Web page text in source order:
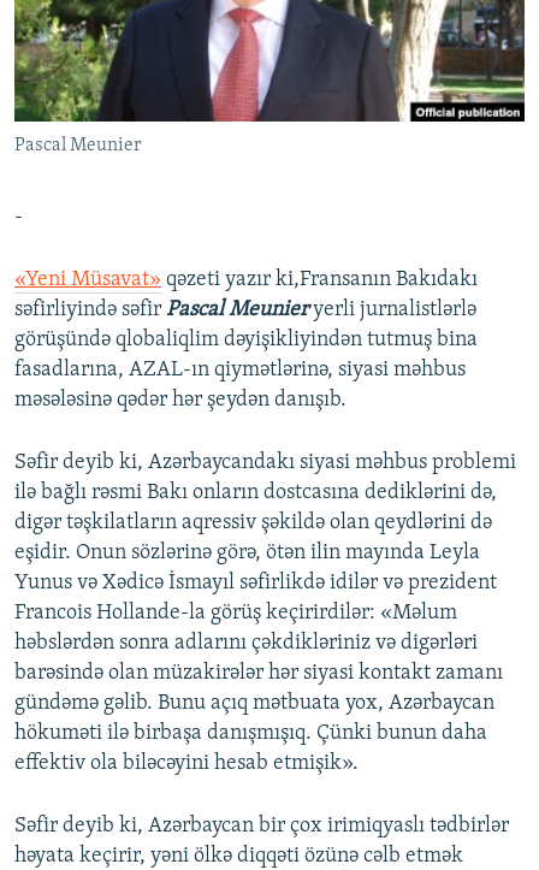
İNFOQRAFIKA
KARIKATURA
AZƏRBAYCAN ƏDƏBIYYATI KITABXANASI
İSLAM VƏ DEMOKRATIYA
İZ - MƏDƏNIYYƏT PROQRAMI
MISSIYAMIZ
PEŞƏ ETIKASI VƏ JURNALISTIKA STANDARTLARIMIZ
MATERIALLARIMIZDAN ISTIFADƏ
AZADLIQRADIOSU MOBIL TELEFONUNUZDA
BIZI IZLƏ
RFE/RL-in bütün saytları
Pascal Meunier
-
«Yeni Müsavat» qəzeti yazır ki,Fransanın Bakıdakı
səfirliyində səfir Pascal Meunieryerli jurnalistlərlə
görüşündə qlobaliqlim dəyişikliyindən tutmuş bina
fasadlarına, AZAL-ın qiymətlərinə, siyasi məhbus
məsələsinə qədər hər şeydən danışıb.
Səfir deyib ki, Azərbaycandakı siyasi məhbus problemi
ilə bağlı rəsmi Bakı onların dostcasına dediklərini də,
digər təşkilatların aqressiv şəkildə olan qeydlərini də
eşidir. Onun sözlərinə görə, ötən ilin mayında Leyla
Yunus və Xədicə İsmayıl səfirlikdə idilər və prezident
Francois Hollande-la görüş keçirirdilər: «Məlum
həbslərdən sonra adlarını çəkdikləriniz və digərləri
barəsində olan müzakirələr hər siyasi kontakt zamanı
gündəmə gəlib. Bunu açıq mətbuata yox, Azərbaycan
hökuməti ilə birbaşa danışmışıq. Çünki bunun daha
effektiv ola biləcəyini hesab etmişik».
Səfir deyib ki, Azərbaycan bir çox irimiqyaslı tədbirlər
həyata keçirir, yəni ölkə diqqəti özünə cəlb etmək